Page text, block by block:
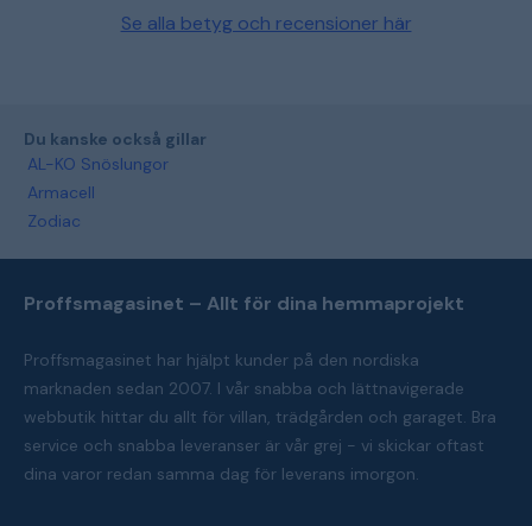
Se alla betyg och recensioner här
Du kanske också gillar
AL-KO Snöslungor
Armacell
Zodiac
Proffsmagasinet – Allt för dina hemmaprojekt
Proffsmagasinet har hjälpt kunder på den nordiska
marknaden sedan 2007. I vår snabba och lättnavigerade
webbutik hittar du allt för villan, trädgården och garaget. Bra
service och snabba leveranser är vår grej - vi skickar oftast
dina varor redan samma dag för leverans imorgon.